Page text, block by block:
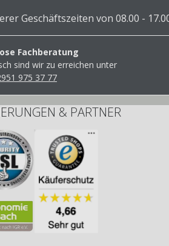
Geschäftszeiten von 08.00 -
Fachberatung
sind wir zu erreichen unter
975 37 77
& PARTNER